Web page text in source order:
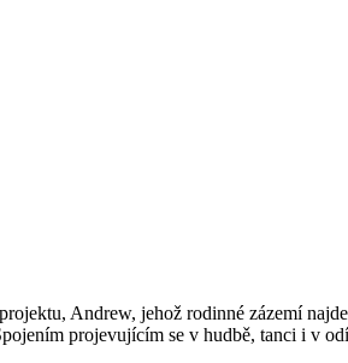
Andrew, jehož rodinné zázemí
projevujícím se v hudbě, tanci i v